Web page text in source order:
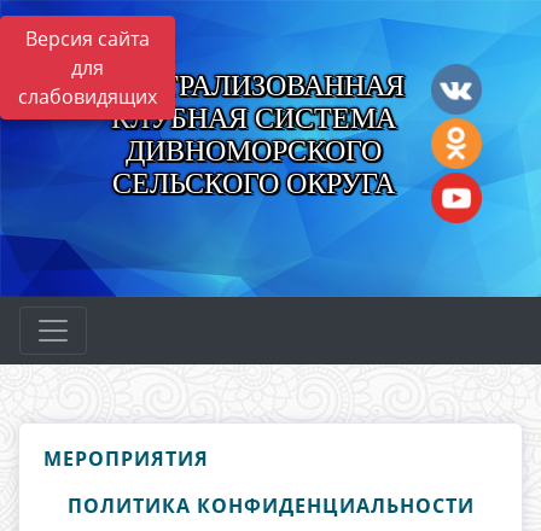
Версия сайта
для
слабовидящихЦЕНТРАЛИЗОВАННАЯ
КЛУБНАЯ СИСТЕМА
ДИВНОМОРСКОГО
СЕЛЬСКОГО ОКРУГА
МЕРОПРИЯТИЯ
ПОЛИТИКА КОНФИДЕНЦИАЛЬНОСТИ